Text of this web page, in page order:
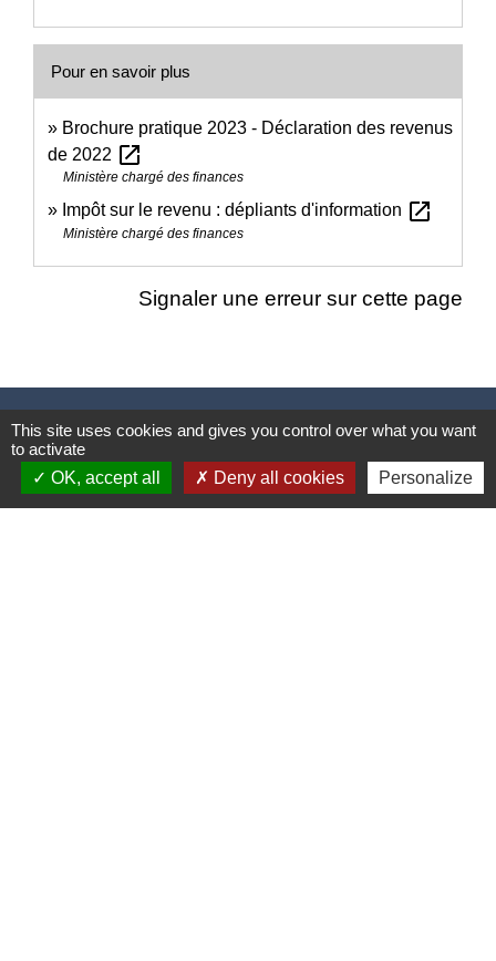
Pour en savoir plus
Brochure pratique 2023 - Déclaration des revenus
de 2022 open_in_new
Ministère chargé des finances
Impôt sur le revenu : dépliants d'information open_in_new
Ministère chargé des finances
Signaler une erreur sur cette page
Nous contacter
Commune de Puylaurens
1 rue de la Mairie
This site uses cookies and gives you control over what you want
to activate
OK, accept all
Deny all cookies Personalize